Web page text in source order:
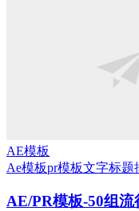
AE模板
Ae模板pr模板文字标题
AE/PR模板-50组